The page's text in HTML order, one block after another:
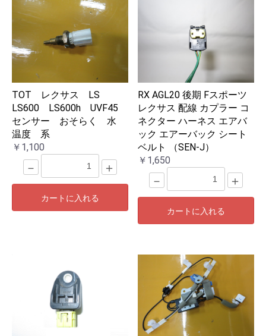
TOT レクサス LS
LS600 LS600h UVF45
センサー おそらく 水
温度 系
￥1,100
－ ＋
カートに入れる
RX AGL20 後期 Fスポーツ
レクサス 配線 カプラー コ
ネクター ハーネス エアバ
ック エアーバック シート
ベルト （SEN-J）
￥1,650
－ ＋
カートに入れる